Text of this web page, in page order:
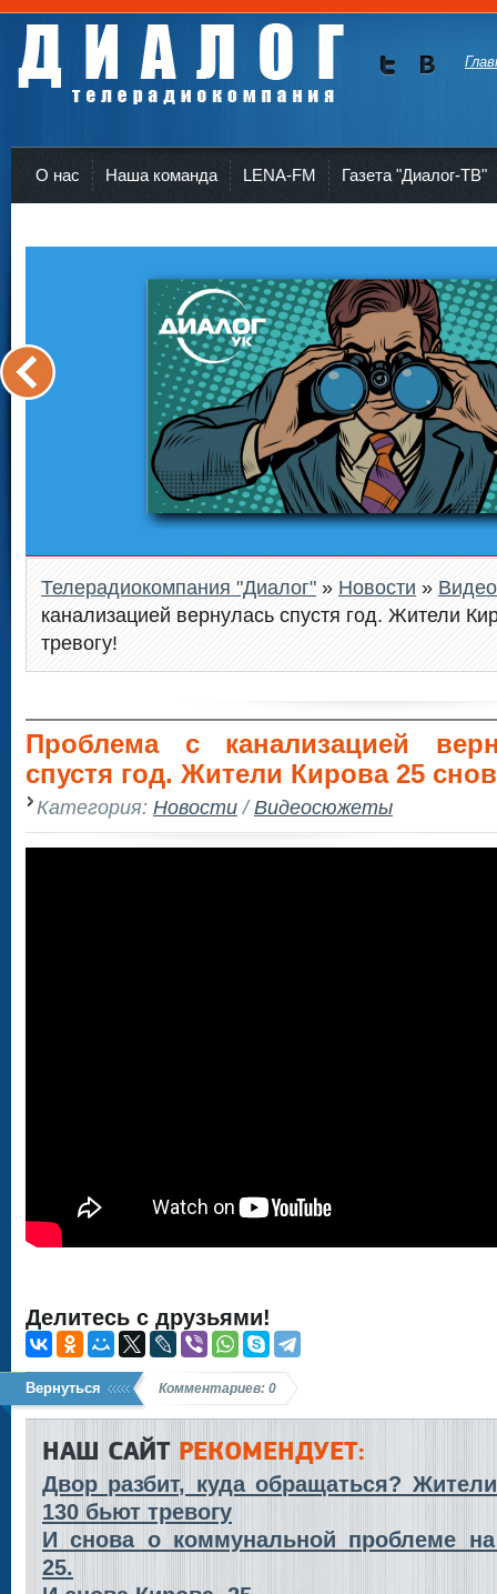
О нас Наша команда LENA-FM Газета "Диалог-ТВ"
Телерадиокомпания "Диалог" » Новости »
канализацией вернулась спустя год. Жители
тревогу!
Проблема с канализацией
спустя год. Жители Кирова 25
Категория: Новости/Видеосюжеты
Делитесь с друзьями!
Вернуться Комментариев: 0
НАШ САЙТРЕКОМЕНДУЕТ:
Двор разбит, куда обращаться?
130 бьют тревогу
И снова о коммунальной проблеме
25.